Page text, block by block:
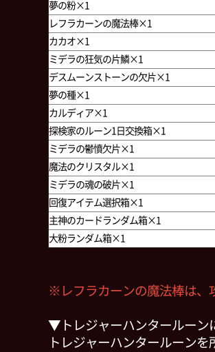
夢の粉×1
レフラカーンの魔法棒×1
カカオ×1
ミデラの狂気の片鱗×1
デスムーンストーンの欠片×1
夢の種×1
カルディア×1
探検家のルーン1日交換箱×1
ミデラの鬱憤欠片×1
魔法のクリスタル×1
ミデラの魂の破片×1
回復アイテム選択箱×1
主神のカードランダム箱×1
大粉ランダム箱×1
※レフラカーンの魔法棒は、
▼トレジャーハンタールーン
トレジャーハンタールーン